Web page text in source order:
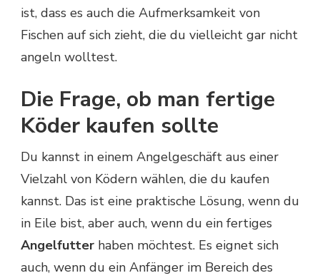
ist, dass es auch die Aufmerksamkeit von
Fischen auf sich zieht, die du vielleicht gar nicht
angeln wolltest.
Die Frage, ob man fertige
Köder kaufen sollte
Du kannst in einem Angelgeschäft aus einer
Vielzahl von Ködern wählen, die du kaufen
kannst. Das ist eine praktische Lösung, wenn du
in Eile bist, aber auch, wenn du ein fertiges
Angelfutter haben möchtest. Es eignet sich
auch, wenn du ein Anfänger im Bereich des